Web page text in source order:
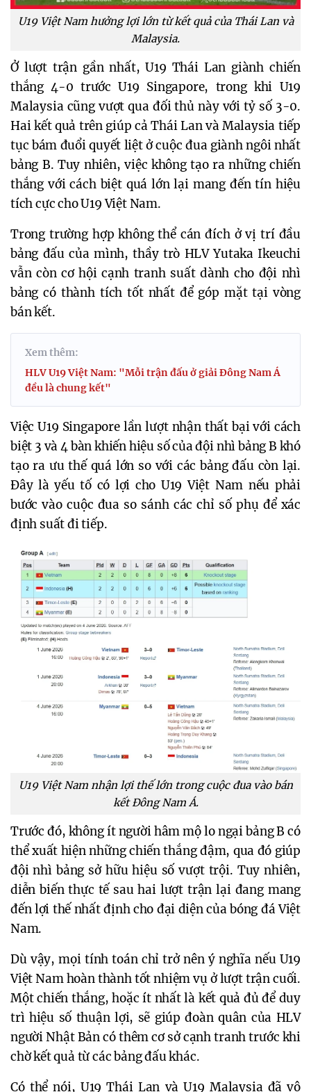
U19 Việt Nam hưởng lợi lớn từ kết quả của Thái Lan và
Malaysia.
Ở lượt trận gần nhất, U19 Thái Lan giành chiến
thắng 4-0 trước U19 Singapore, trong khi U19
Malaysia cũng vượt qua đối thủ này với tỷ số 3-0.
Hai kết quả trên giúp cả Thái Lan và Malaysia tiếp
tục bám đuổi quyết liệt ở cuộc đua giành ngôi nhất
bảng B. Tuy nhiên, việc không tạo ra những chiến
thắng với cách biệt quá lớn lại mang đến tín hiệu
tích cực cho U19 Việt Nam.
Trong trường hợp không thể cán đích ở vị trí đầu
bảng đấu của mình, thầy trò HLV Yutaka Ikeuchi
vẫn còn cơ hội cạnh tranh suất dành cho đội nhì
bảng có thành tích tốt nhất để góp mặt tại vòng
bán kết.
Xem thêm:
HLV U19 Việt Nam: "Mỗi trận đấu ở giải Đông Nam Á
đều là chung kết"
Việc U19 Singapore lần lượt nhận thất bại với cách
biệt 3 và 4 bàn khiến hiệu số của đội nhì bảng B khó
tạo ra ưu thế quá lớn so với các bảng đấu còn lại.
Đây là yếu tố có lợi cho U19 Việt Nam nếu phải
bước vào cuộc đua so sánh các chỉ số phụ để xác
định suất đi tiếp.
U19 Việt Nam nhận lợi thế lớn trong cuộc đua vào bán
kết Đông Nam Á.
Trước đó, không ít người hâm mộ lo ngại bảng B có
thể xuất hiện những chiến thắng đậm, qua đó giúp
đội nhì bảng sở hữu hiệu số vượt trội. Tuy nhiên,
diễn biến thực tế sau hai lượt trận lại đang mang
đến lợi thế nhất định cho đại diện của bóng đá Việt
Nam.
Dù vậy, mọi tính toán chỉ trở nên ý nghĩa nếu U19
Việt Nam hoàn thành tốt nhiệm vụ ở lượt trận cuối.
Một chiến thắng, hoặc ít nhất là kết quả đủ để duy
trì hiệu số thuận lợi, sẽ giúp đoàn quân của HLV
người Nhật Bản có thêm cơ sở cạnh tranh trước khi
chờ kết quả từ các bảng đấu khác.
Có thể nói, U19 Thái Lan và U19 Malaysia đã vô